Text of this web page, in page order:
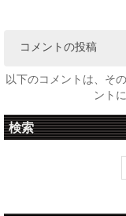
コメントの投稿
以下のコメントは、そ
ント
検索